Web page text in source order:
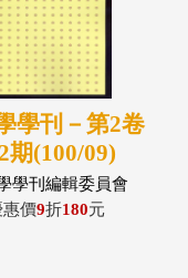
學刊－第2卷
期(100/09)
學刊編輯委員會
惠價9折180元